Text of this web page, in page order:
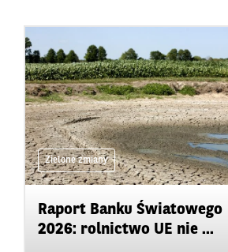
Zielone zmiany
Raport Banku Światowego
2026: rolnictwo UE nie ...